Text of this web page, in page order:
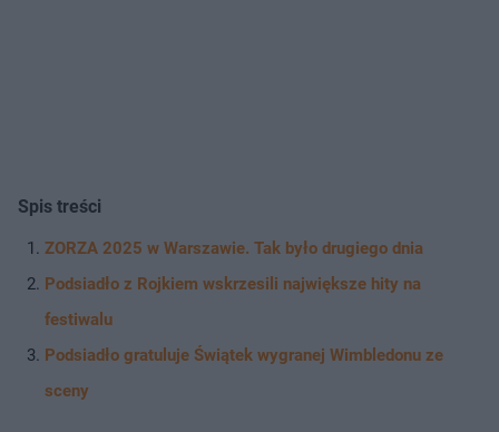
Spis treści
ZORZA 2025 w Warszawie. Tak było drugiego dnia
Podsiadło z Rojkiem wskrzesili największe hity na
festiwalu
Podsiadło gratuluje Świątek wygranej Wimbledonu ze
sceny